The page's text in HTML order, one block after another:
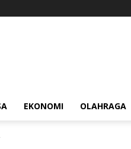
EKONOMI OLAHRAGA